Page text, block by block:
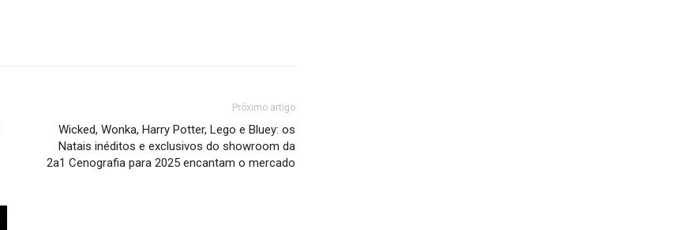
Próximo artigo
Wicked, Wonka, Harry Potter, Lego e Bluey: os
Natais inéditos e exclusivos do showroom da
2a1 Cenografia para 2025 encantam o mercado